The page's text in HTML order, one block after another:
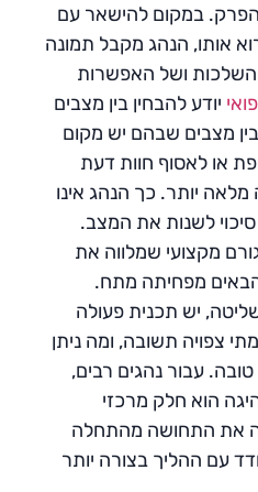
במקום להישאר עם
אותו, הנהג מקבל תמונה
ושל האפשרות
יודע להבחין בין מצבים
מצבים שבהם יש מקום
או לאסוף חוות דעת
מלאה יותר. כך הנהג אינו
לשנות את המצב.
מקצועי שמלווה את
הבאים מפחיתה מתח.
יש תכנית פעולה
צפויה תשובה, ומה ניתן
עבור נהגים רבים,
הוא חלק מרכזי
את התחושה מהתחלה
עם ההליך בצורה יותר